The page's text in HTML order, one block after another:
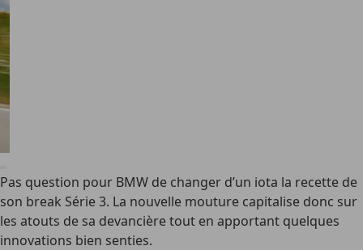
Pas question pour BMW de changer d’un iota la recette de
son break Série 3. La nouvelle mouture capitalise donc sur
les atouts de sa devancière tout en apportant quelques
innovations bien senties.